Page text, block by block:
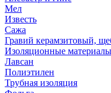
Мел
Известь
Сажа
Гравий керамзитовый,
Изоляционные материалы
Лавсан
Полиэтилен
Трубная изоляция